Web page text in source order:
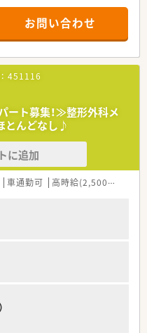
中の方、ご家庭のことも大切
時計のついた大変かわいらしい
お問い合わせ
451116
ート募集！≫整形外科メ
んどなし♪
に追加
車通勤可 高時給(2,500円以上)